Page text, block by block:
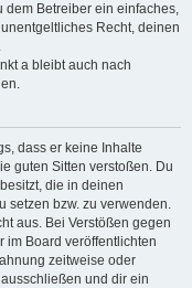
dem Betreiber ein einfaches,
Recht, deinen
a bleibt auch nach
dass er keine Inhalte
guten Sitten verstoßen. Du
die in deinen
setzen bzw. zu verwenden.
aus. Bei Verstößen gegen
Board veröffentlichten
zeitweise oder
und dir ein